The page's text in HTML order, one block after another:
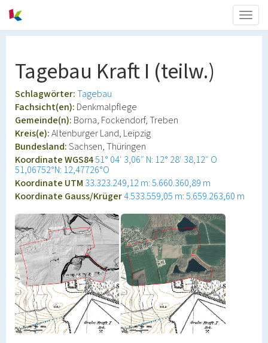
Tagebau Kraft I (teilw.)
Schlagwörter:Tagebau
Fachsicht(en): Denkmalpflege
Gemeinde(n): Borna, Fockendorf, Treben
Kreis(e):Altenburger Land, Leipzig
Bundesland:Sachsen, Thüringen
Koordinate WGS8451° 04′ 3,06″ N: 12° 28′ 38,12″ O
51,06752°N: 12,47726°O
Koordinate UTM 33.323.249,12 m: 5.660.360,89 m
Koordinate Gauss/Krüger4.533.559,05 m: 5.659.263,60 m